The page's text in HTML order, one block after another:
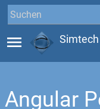
menu Simtech
Angular